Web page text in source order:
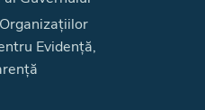
Evidență,